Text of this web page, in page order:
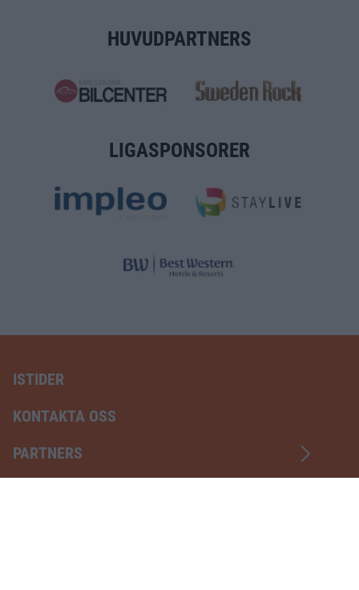
HUVUDPARTNERS
LIGASPONSORER
ISTIDER
KONTAKTA OSS
PARTNERS